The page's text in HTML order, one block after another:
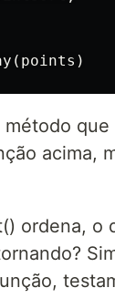
acima,
ordena, o